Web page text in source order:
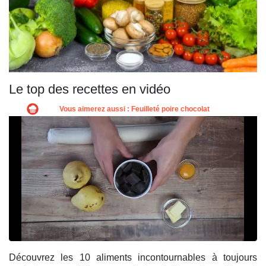
Le top des recettes en vidéo
Découvrez les 10 aliments incontournables à toujours